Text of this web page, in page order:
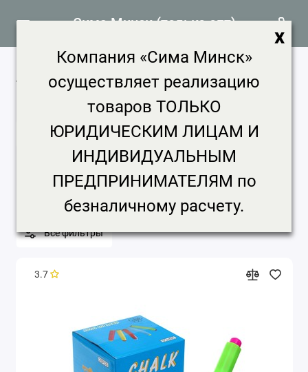
Сима Минск (только опт)
Летние игрушки 584 товара
Летние игрушки
Цена, ₽ Срок доставки
Минимальная партия
Все фильтры
3.7
x
Компания «Сима Минск»
осуществляет реализацию
товаров ТОЛЬКО
ЮРИДИЧЕСКИМ ЛИЦАМ И
ИНДИВИДУАЛЬНЫМ
ПРЕДПРИНИМАТЕЛЯМ по
безналичному расчету.